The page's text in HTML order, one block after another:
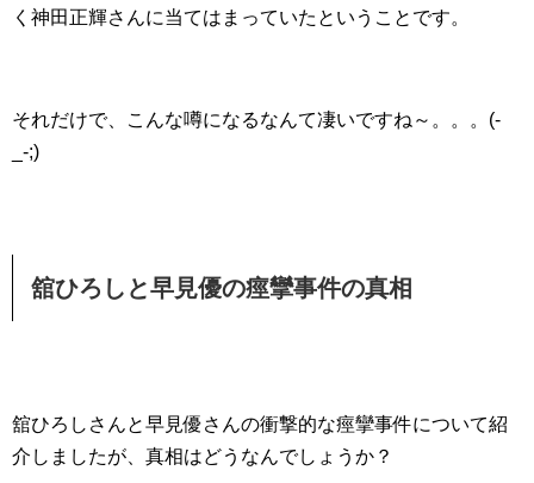
く神田正輝さんに当てはまっていたということです。
それだけで、こんな噂になるなんて凄いですね～。。。(-
_-;)
舘ひろしと早見優の痙攣事件の真相
舘ひろしさんと早見優さんの衝撃的な痙攣事件について紹
介しましたが、真相はどうなんでしょうか？